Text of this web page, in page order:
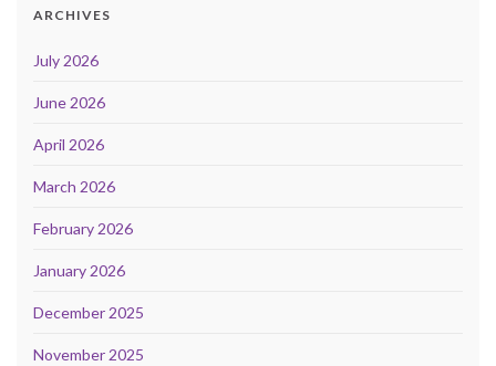
ARCHIVES
July 2026
June 2026
April 2026
March 2026
February 2026
January 2026
December 2025
November 2025